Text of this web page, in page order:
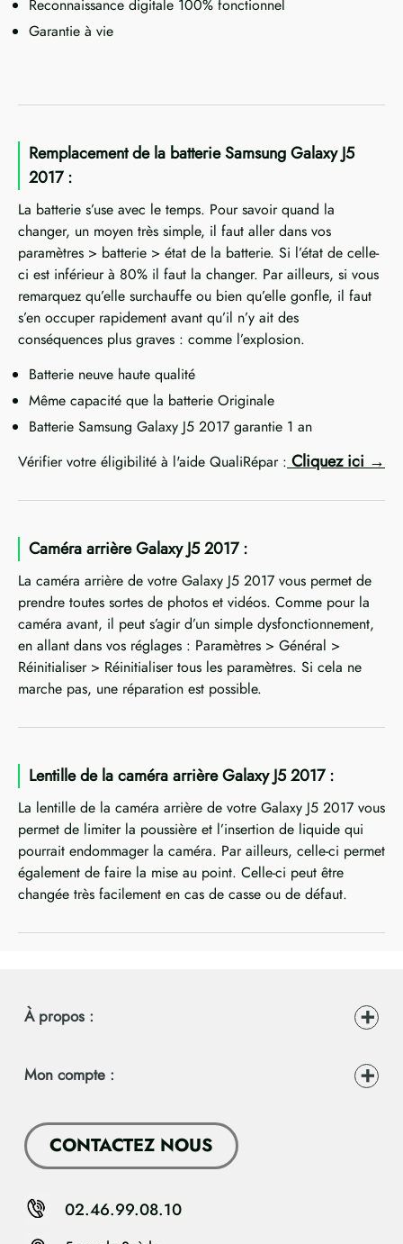
Reconnaissance digitale 100% fonctionnel
Garantie à vie
Remplacement de la batterie Samsung Galaxy J5
2017 :
La batterie s’use avec le temps. Pour savoir quand la
changer, un moyen très simple, il faut aller dans vos
paramètres > batterie > état de la batterie. Si l’état de celle-
ci est inférieur à 80% il faut la changer. Par ailleurs, si vous
remarquez qu’elle surchauffe ou bien qu’elle gonfle, il faut
s’en occuper rapidement avant qu’il n’y ait des
conséquences plus graves : comme l’explosion.
Batterie neuve haute qualité
Même capacité que la batterie Originale
Batterie Samsung Galaxy J5 2017 garantie 1 an
Vérifier votre éligibilité à l'aide QualiRépar : Cliquez ici
Caméra arrière Galaxy J5 2017 :
La caméra arrière de votre Galaxy J5 2017 vous permet de
prendre toutes sortes de photos et vidéos. Comme pour la
caméra avant, il peut s’agir d’un simple dysfonctionnement,
en allant dans vos réglages : Paramètres > Général >
Réinitialiser > Réinitialiser tous les paramètres. Si cela ne
marche pas, une réparation est possible.
Lentille de la caméra arrière Galaxy J5 2017 :
La lentille de la caméra arrière de votre Galaxy J5 2017 vous
permet de limiter la poussière et l’insertion de liquide qui
pourrait endommager la caméra. Par ailleurs, celle-ci permet
également de faire la mise au point. Celle-ci peut être
changée très facilement en cas de casse ou de défaut.
À propos :
Mon compte :
CONTACTEZ NOUS
02.46.99.08.10